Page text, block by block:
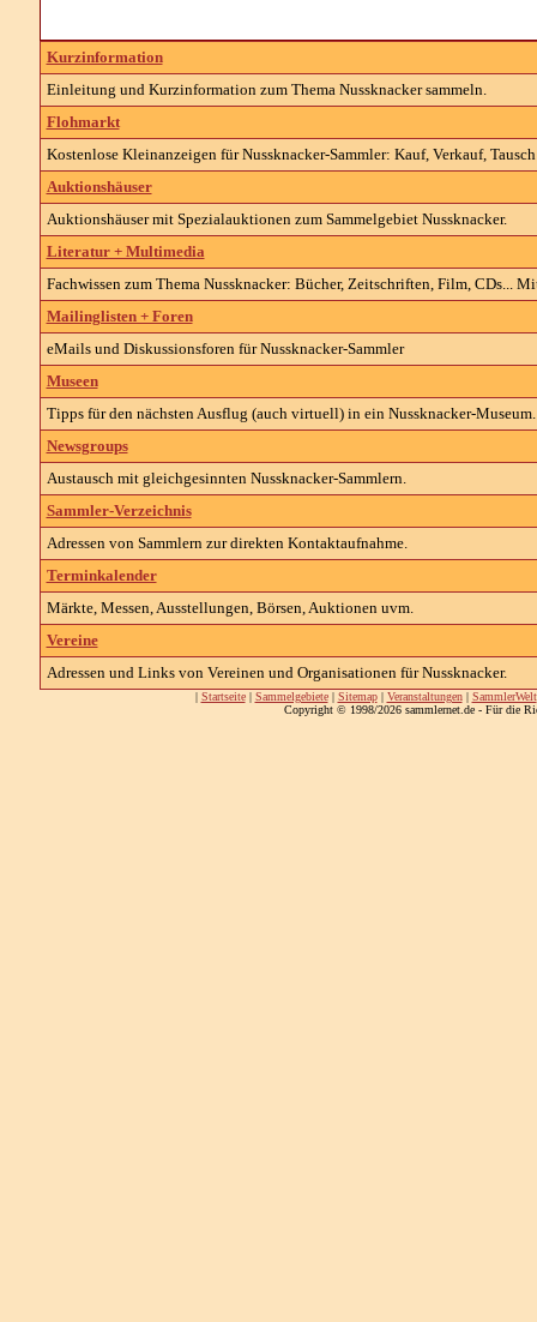
Kurzinformation
Einleitung und Kurzinformation zum Thema Nussknacker sammeln.
Flohmarkt
Kostenlose Kleinanzeigen für Nussknacker-Sammler: Kauf, Verkauf,
Auktionshäuser
Auktionshäuser mit Spezialauktionen zum Sammelgebiet Nussknacker.
Literatur + Multimedia
Fachwissen zum Thema Nussknacker: Bücher, Zeitschriften, Film, CDs...
Mailinglisten + Foren
eMails und Diskussionsforen für Nussknacker-Sammler
Museen
Tipps für den nächsten Ausflug (auch virtuell) in ein Nussknacker-Museum.
Newsgroups
Austausch mit gleichgesinnten Nussknacker-Sammlern.
Sammler-Verzeichnis
Adressen von Sammlern zur direkten Kontaktaufnahme.
Terminkalender
Märkte, Messen, Ausstellungen, Börsen, Auktionen uvm.
Vereine
Adressen und Links von Vereinen und Organisationen für Nussknacker.
| Startseite| Sammelgebiete| Sitemap| Veranstaltungen| SammlerWelt
Copyright © 1998/2026 sammlernet.de - Für die